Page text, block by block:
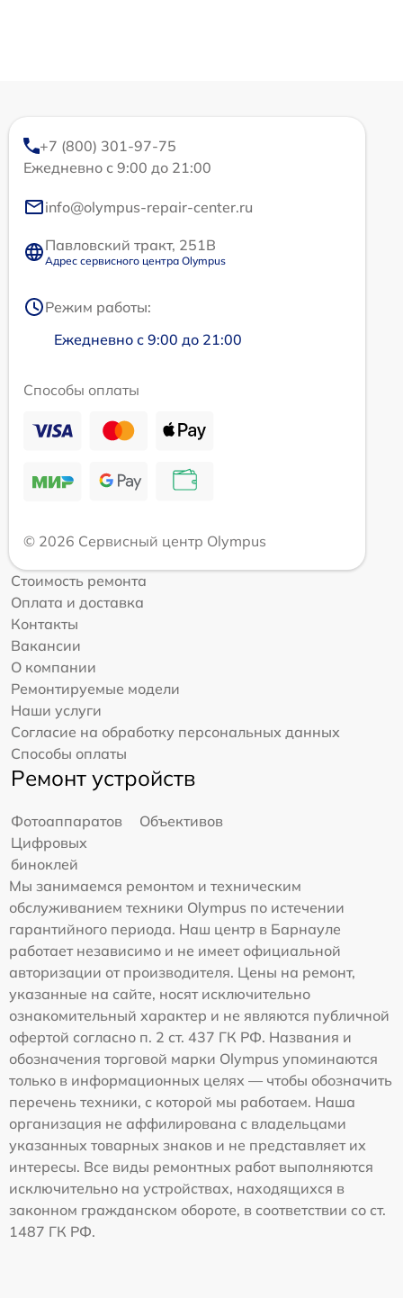
+7 (800) 301-97-75
Ежедневно с 9:00 до 21:00
info@olympus-repair-center.ru
Павловский тракт, 251В
Адрес сервисного центра Olympus
Режим работы:
Ежедневно с 9:00 до 21:00
Способы оплаты
© 2026 Сервисный центр Olympus
Стоимость ремонта
Оплата и доставка
Контакты
Вакансии
О компании
Ремонтируемые модели
Наши услуги
Согласие на обработку персональных данных
Способы оплаты
Ремонт устройств
Фотоаппаратов
Объективов
Цифровых
биноклей
Мы занимаемся ремонтом и техническим
обслуживанием техники Olympus по истечении
гарантийного периода. Наш центр в Барнауле
работает независимо и не имеет официальной
авторизации от производителя. Цены на ремонт,
указанные на сайте, носят исключительно
ознакомительный характер и не являются публичной
офертой согласно п. 2 ст. 437 ГК РФ. Названия и
обозначения торговой марки Olympus упоминаются
только в информационных целях — чтобы обозначить
перечень техники, с которой мы работаем. Наша
организация не аффилирована с владельцами
указанных товарных знаков и не представляет их
интересы. Все виды ремонтных работ выполняются
исключительно на устройствах, находящихся в
законном гражданском обороте, в соответствии со ст.
1487 ГК РФ.